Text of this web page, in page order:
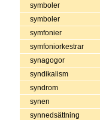
symboler
symboler
symfonier
symfoniorkestrar
synagogor
syndikalism
syndrom
synen
synnedsättning